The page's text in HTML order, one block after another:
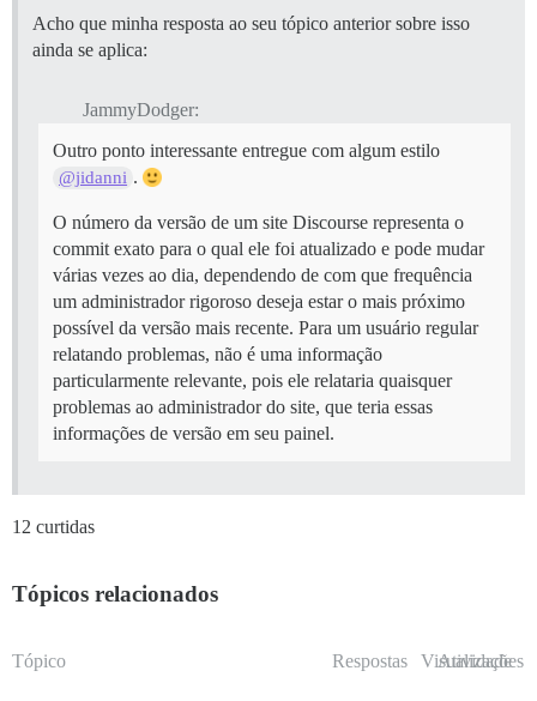
Acho que minha resposta ao seu tópico anterior sobre isso
ainda se aplica:
JammyDodger:
Outro ponto interessante entregue com algum estilo
@jidanni .
O número da versão de um site Discourse representa o
commit exato para o qual ele foi atualizado e pode mudar
várias vezes ao dia, dependendo de com que frequência
um administrador rigoroso deseja estar o mais próximo
possível da versão mais recente. Para um usuário regular
relatando problemas, não é uma informação
particularmente relevante, pois ele relataria quaisquer
problemas ao administrador do site, que teria essas
informações de versão em seu painel.
12 curtidas
Tópicos relacionados
Tópico Respostas Visualizações
Atividade